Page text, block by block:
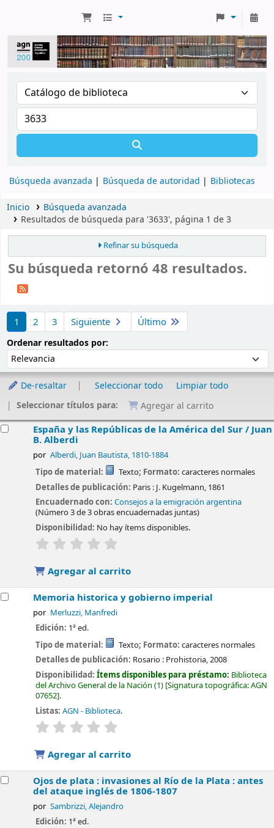
Búsqueda avanzada Búsqueda de autoridad Bibliotecas
Inicio
Búsqueda avanzada
Resultados de búsqueda para '3633', página 1 de 3
Refinar su búsqueda
Su búsqueda retornó 48 resultados.
1
2 3 Siguiente Último
Ordenar resultados por:
De-resaltar Seleccionar todo
Limpiar todo
Seleccionar títulos para:
Agregar al carrito
España y las Repúblicas de la América del Sur / Juan
B. Alberdi
por Alberdi, Juan Bautista, 1810-1884
Tipo de material: Texto; Formato: caracteres normales
Detalles de publicación: Paris : J. Kugelmann, 1861
Encuadernado con:Consejos a la emigración argentina
(Número 3 de 3 obras encuadernadas juntas)
Disponibilidad: No hay ítems disponibles.
valoración
Agregar al carrito
Memoria historica y gobierno imperial
por Merluzzi, Manfredi
Edición: 1ª ed.
Tipo de material:
Texto; Formato: caracteres normales
Detalles de publicación: Rosario : Prohistoria,2008
Disponibilidad:Ítems disponibles para préstamo: Biblioteca
del Archivo General de la Nación (1) Signatura topográfica:AGN
07652 .
Listas: AGN - Biblioteca.
valoración
Agregar al carrito
Ojos de plata : invasiones al Río de la Plata : antes
del ataque inglés de 1806-1807
por Sambrizzi, Alejandro
Edición: 1ª ed.